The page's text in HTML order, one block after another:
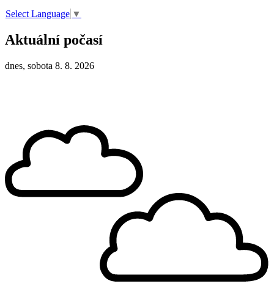
Select Language ▼
Aktuální počasí
dnes, sobota 8. 8. 2026